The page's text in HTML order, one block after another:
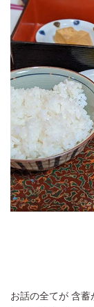
お話の全てが 含蓄